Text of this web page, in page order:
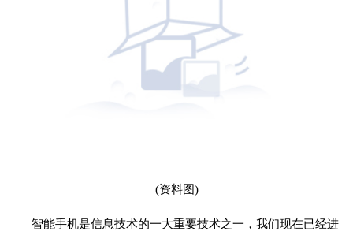
(资料图)
智能手机是信息技术的一大重要技术之一，我们现在已经进